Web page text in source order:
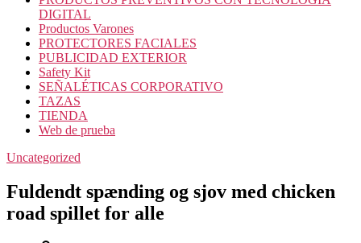
DIGITAL
Productos Varones
PROTECTORES FACIALES
PUBLICIDAD EXTERIOR
Safety Kit
SEÑALÉTICAS CORPORATIVO
TAZAS
TIENDA
Web de prueba
Uncategorized
Fuldendt spænding og sjov med chicken
road spillet for alle